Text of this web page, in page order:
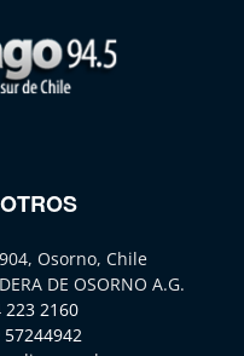
Osorno, Chile
DE OSORNO A.G.
223 2160
57244942